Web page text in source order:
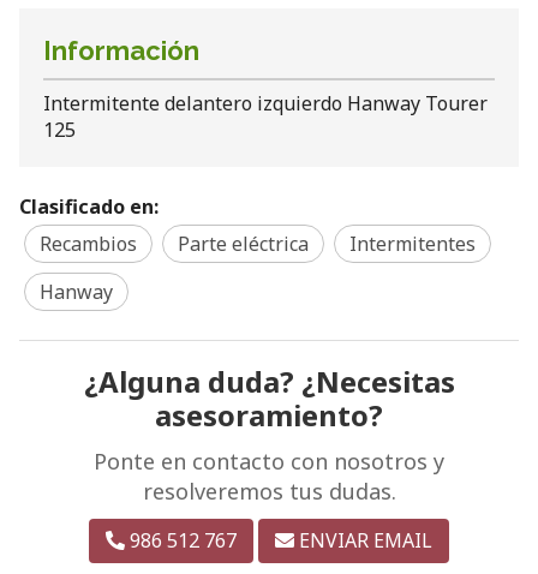
Información
Intermitente delantero izquierdo Hanway Tourer
125
Clasificado en:
Recambios
Parte eléctrica
Intermitentes
Hanway
¿Alguna duda? ¿Necesitas
asesoramiento?
Ponte en contacto con nosotros y
resolveremos tus dudas.
986 512 767 ENVIAR EMAIL